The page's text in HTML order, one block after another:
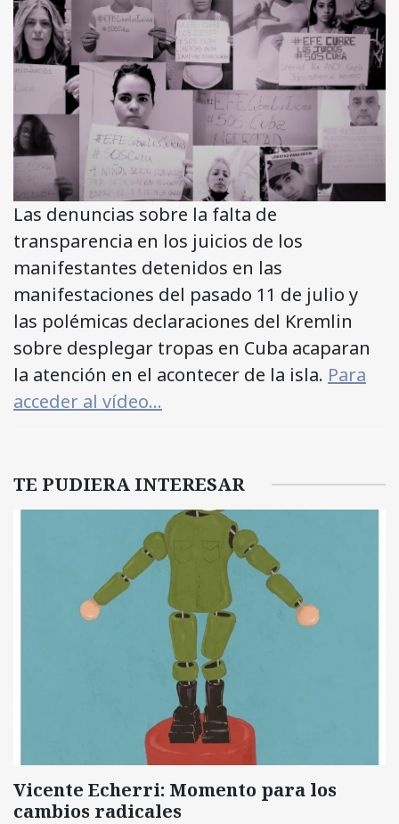
Las denuncias sobre la falta de
transparencia en los juicios de los
manifestantes detenidos en las
manifestaciones del pasado 11 de julio y
las polémicas declaraciones del Kremlin
sobre desplegar tropas en Cuba acaparan
la atención en el acontecer de la isla. Para
acceder al vídeo…
TE PUDIERA INTERESAR
Vicente Echerri: Momento para los
cambios radicales